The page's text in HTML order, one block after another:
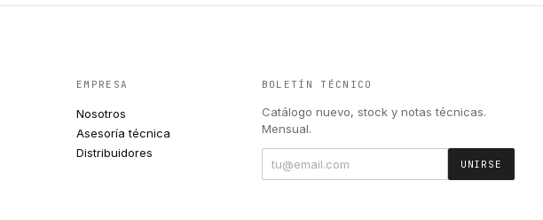
EMPRESA
Nosotros
Asesoría técnica
Distribuidores
BOLETÍN TÉCNICO
Catálogo nuevo, stock y notas técnicas.
Mensual.
UNIRSE